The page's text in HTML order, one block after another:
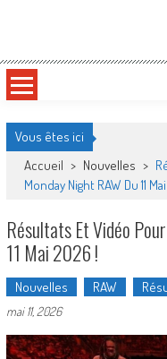
Vous êtes ici
Accueil > Nouvelles >
Monday Night RAW Du 11
Résultats Et Vidéo
11 Mai 2026 !
Nouvelles RAW
mai 11, 2026